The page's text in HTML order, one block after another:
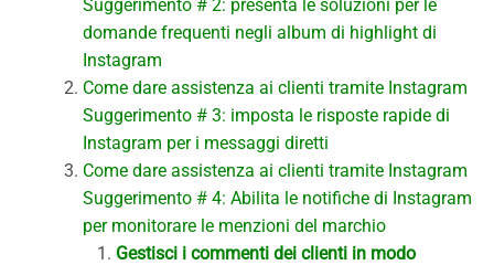
Suggerimento # 2: presenta le soluzioni per le
domande frequenti negli album di highlight di
Instagram
Come dare assistenza ai clienti tramite Instagram
Suggerimento # 3: imposta le risposte rapide di
Instagram per i messaggi diretti
Come dare assistenza ai clienti tramite Instagram
Suggerimento # 4: Abilita le notifiche di Instagram
per monitorare le menzioni del marchio
Gestisci i commenti dei clienti in modo